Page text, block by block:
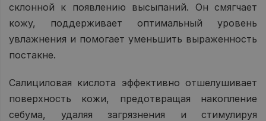
склонной к появлению высыпаний. Он смягчает
кожу, поддерживает оптимальный уровень
увлажнения и помогает уменьшить выраженность
постакне.
Салициловая кислота эффективно отшелушивает
поверхность кожи, предотвращая накопление
себума, удаляя загрязнения и стимулируя